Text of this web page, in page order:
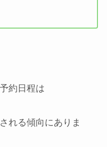
約日程は
れる傾向にありま